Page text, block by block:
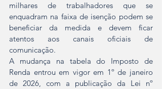
milhares de trabalhadores que se
enquadram na faixa de isenção podem se
beneficiar da medida e devem ficar
atentos aos canais oficiais de
comunicação.
A mudança na tabela do Imposto de
Renda entrou em vigor em 1º de janeiro
de 2026, com a publicação da Lei nº